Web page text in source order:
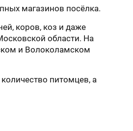
магазинов посёлка.
коров, коз и даже
области. На
и Волоколамском
питомцев, а